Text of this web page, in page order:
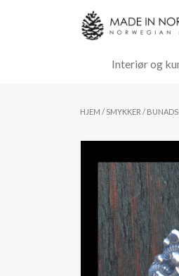
Interiør og
HJEM / SMYKKER /